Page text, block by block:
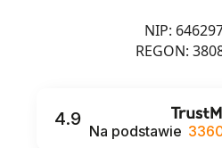
NIP:
REGON:
4.9
Na podstawie